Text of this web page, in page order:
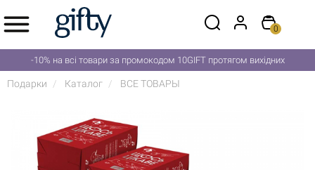
0
-10% на всі товари за промокодом 10GIFT протягом вихідних
Подарки Каталог ВСЕ ТОВАРЫ